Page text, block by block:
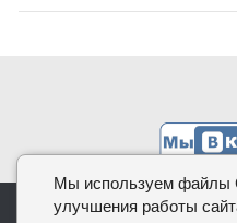
КОДИФИКАЦИЯ.РФ, 2026
Мы используем файлы
улучшения работы